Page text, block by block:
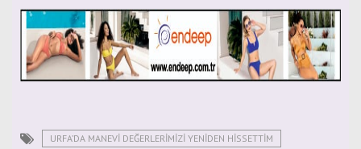
URFA’DA MANEVI DEĞERLERIMIZI YENIDEN HISSETTIM